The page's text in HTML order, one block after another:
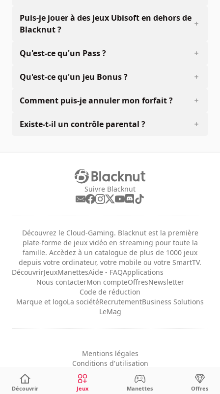
Puis-je jouer à des jeux Ubisoft en dehors de
Blacknut ?
Qu'est-ce qu'un Pass ?
Qu'est-ce qu'un jeu Bonus ?
Comment puis-je annuler mon forfait ?
Existe-t-il un contrôle parental ?
Suivre Blacknut
Découvrez le Cloud-Gaming. Blacknut est la première
plate-forme de jeux vidéo en streaming pour toute la
famille. Accèdez à un catalogue de plus de 1000 jeux
depuis votre ordinateur, votre mobile ou votre SmartTV.
DécouvrirJeuxManettesAide - FAQApplications
Nous contacterMon compteOffresNewsletter
Code de réduction
Marque et logoLa sociétéRecrutementBusiness Solutions
LeMag
Mentions légales
Conditions d'utilisation
Confidentialité
Configuration des cookies
Découvrir Jeux Manettes Offres